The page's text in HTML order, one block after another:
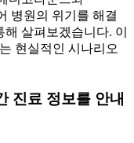
병원의 위기를 해결
살펴보겠습니다. 이
현실적인 시나리오
진료 정보를 안내